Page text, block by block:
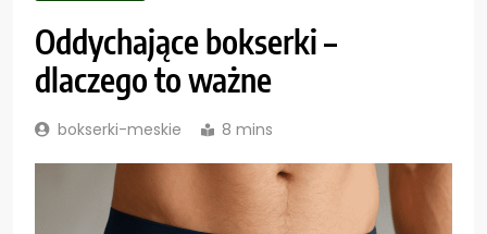
Oddychające bokserki –
dlaczego to ważne
bokserki-meskie 8 mins